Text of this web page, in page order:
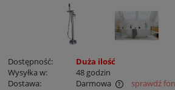
Dostępność:
Duża ilość
Wysyłka w:
48 godzin
Dostawa:
Darmowa
sprawdź